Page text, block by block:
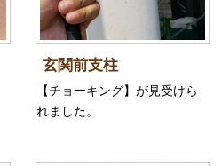
玄関前支柱
【チョーキング】が見受けら
れました。